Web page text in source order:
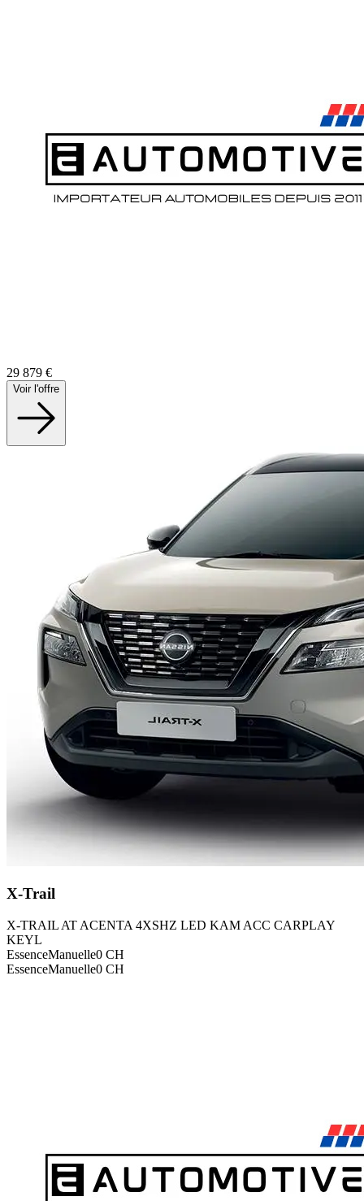
29 879 €
Voir l'offre
X-Trail
X-TRAIL AT ACENTA 4XSHZ LED KAM ACC CARPLAY
KEYL
EssenceManuelle0 CH
EssenceManuelle0 CH